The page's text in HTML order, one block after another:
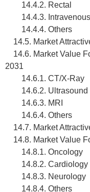
14.4.2. Rectal
14.4.3. Intravenous/
14.4.4. Others
14.5. Market
14.6. Market Value
2031
14.6.1. CT/X-Ray
14.6.2. Ultrasound
14.6.3. MRI
14.6.4. Others
14.7. Market
14.8. Market Value
14.8.1. Oncology
14.8.2. Cardiology
14.8.3. Neurology
14.8.4. Others